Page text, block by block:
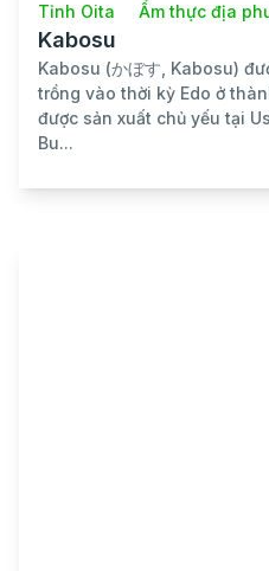
Tỉnh Oita Ẩm thực địa
Kabosu
Kabosu (かぼす, Kabosu)
trồng vào thời kỳ Edo ở
được sản xuất chủ yếu tại
Bu...